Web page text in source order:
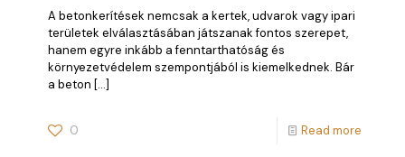
A betonkerítések nemcsak a kertek, udvarok vagy ipari
területek elválasztásában játszanak fontos szerepet,
hanem egyre inkább a fenntarthatóság és
környezetvédelem szempontjából is kiemelkednek. Bár
a beton […]
0 Read more